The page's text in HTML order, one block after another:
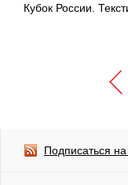
Кубок России.
Подписаться